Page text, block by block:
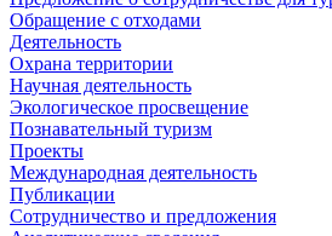
Обращение с отходами
Деятельность
Охрана территории
Научная деятельность
Экологическое просвещение
Познавательный туризм
Проекты
Международная деятельность
Публикации
Сотрудничество и предложения